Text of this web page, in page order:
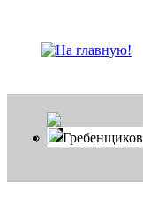
Гребенщиков